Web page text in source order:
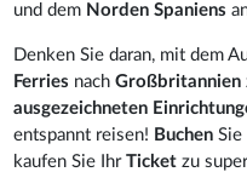
und dem Norden Spaniens
Denken Sie daran, mit dem
Ferries nachGroßbritannien
ausgezeichneten
entspannt reisen! BuchenSie
kaufen Sie IhrTicketzu